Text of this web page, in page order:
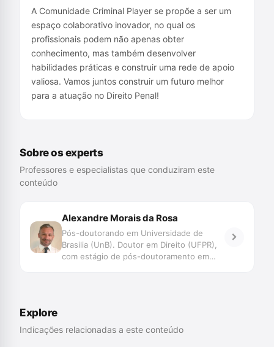
A Comunidade Criminal Player se propõe a ser um
espaço colaborativo inovador, no qual os
profissionais podem não apenas obter
conhecimento, mas também desenvolver
habilidades práticas e construir uma rede de apoio
valiosa. Vamos juntos construir um futuro melhor
para a atuação no Direito Penal!
Sobre os experts
Professores e especialistas que conduziram este
conteúdo
Alexandre Morais da Rosa
Pós-doutorando em Universidade de
Brasilia (UnB). Doutor em Direito (UFPR),
com estágio de pós-doutoramento em
Associação Ibero Americana de Direito e
Explore
Indicações relacionadas a este conteúdo